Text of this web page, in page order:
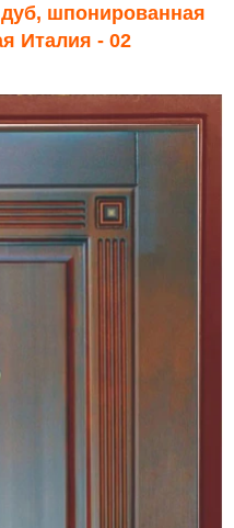
шпонированная
Италия - 02